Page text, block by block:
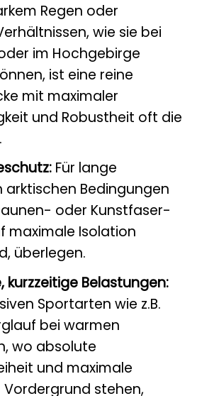
Regen oder
wie sie bei
im Hochgebirge
ist eine reine
mit maximaler
und Robustheit oft die
Für lange
Bedingungen
oder Kunstfaser-
maximale Isolation
überlegen.
kurzzeitige Belastungen:
Sportarten wie z.B.
bei warmen
wo absolute
und maximale
stehen,